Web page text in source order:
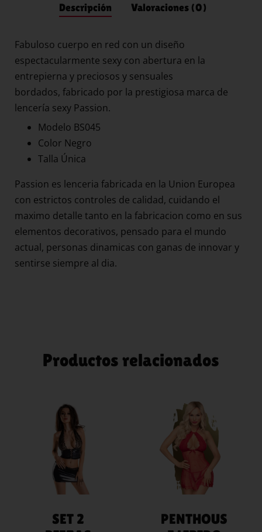
Descripción Valoraciones (0)
Fabuloso cuerpo en red con un diseño
espectacularmente sexy con abertura en la
entrepierna y preciosos y sensuales
bordados, fabricado por la prestigiosa marca de
lencería sexy Passion.
Modelo BS045
Color Negro
Talla Única
Passion es lenceria fabricada en la Union Europea
con estrictos controles de calidad, cuidando el
maximo detalle tanto en la fabricacion como en sus
elementos decorativos, pensado para el mundo
actual, personas dinamicas con ganas de innovar y
sentirse siempre al dia.
Productos relacionados
LEER MÁS
SET 2
LEER MÁS
PENTHOUS